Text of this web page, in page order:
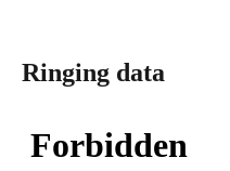
Ringing data